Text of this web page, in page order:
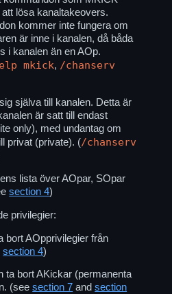
lösa kanaltakeovers.
kommer inte fungera om
är inne i kanalen, då båda
i kanalen än en AOp.
mkick, /chanserv
själva till kanalen. Detta är
är satt till endast
only), med undantag om
privat (private). (/chanserv
lista över AOpar, SOpar
section 4)
privilegier:
bort AOpprivilegier från
section 4)
ta bort AKickar (permanenta
(seesection 7 andsection